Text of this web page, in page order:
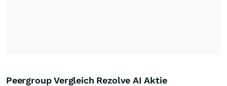
Peergroup Vergleich Rezolve AI Aktie